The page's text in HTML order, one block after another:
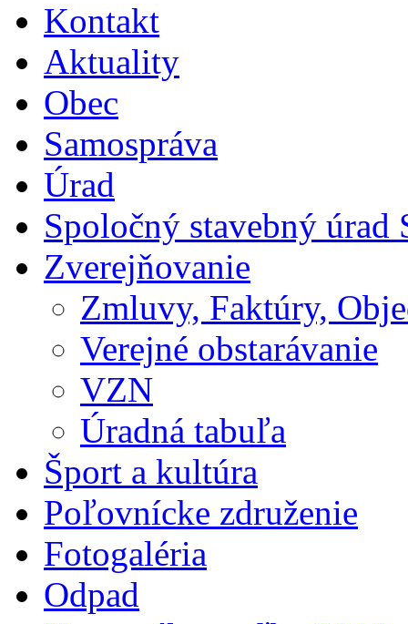
Kontakt
Aktuality
Obec
Samospráva
Úrad
Spoločný stavebný úrad
Zverejňovanie
Zmluvy, Faktúry,
Verejné obstarávanie
VZN
Úradná tabuľa
Šport a kultúra
Poľovnícke združenie
Fotogaléria
Odpad